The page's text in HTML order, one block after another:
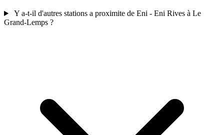
Y a-t-il d'autres stations a proximite de Eni - Eni Rives à Le
Grand-Lemps ?